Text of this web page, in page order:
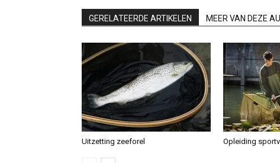
GERELATEERDE ARTIKELEN MEER VAN DEZE
Uitzetting zeeforel Opleiding